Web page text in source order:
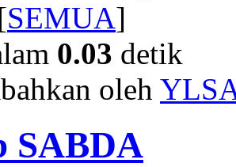
SEMUA]
0.03 detik
oleh
SABDA